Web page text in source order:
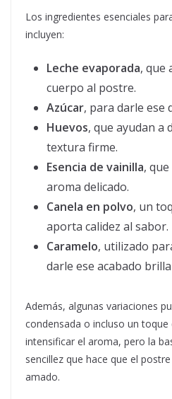
Los ingredientes esenciales
incluyen:
Leche evaporada, que
cuerpo al postre.
Azúcar, para darle ese
Huevos, que ayudan a
textura firme.
Esencia de vainilla,
aroma delicado.
Canela en polvo, un
aporta calidez al sabor.
Caramelo, utilizado
darle ese acabado
Además, algunas variaciones
condensada o incluso un
intensificar el aroma, pero la
sencillez que hace que el
amado.